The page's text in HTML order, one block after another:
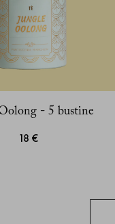
- 5 bustine
18 €